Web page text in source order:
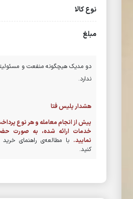
نوع کالا
مبلغ
دو مدیک هیچگونه منفعت و
ندارد.
هشدار پلیس فتا
پیش از انجام معامله و هر نوع
خدمات ارائه شده، به صورت
نمایید. با مطالعه‌ی راهنمای خرید
کنید.